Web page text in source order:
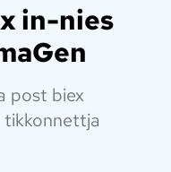
in-nies
post biex